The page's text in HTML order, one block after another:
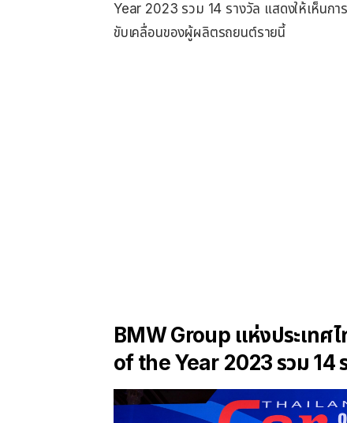
Year 2023 รวม 14 รางวัล แสดงให้เห็นกา
ขับเคลื่อนของผู้ผลิตรถยนต์รายนี้
BMW Group แห่งประเทศไ
of the Year 2023 รวม 14